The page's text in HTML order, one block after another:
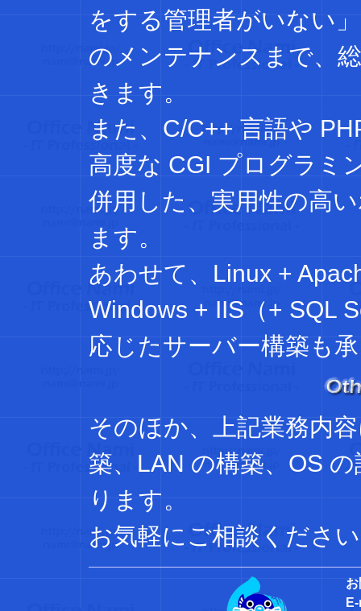
をする管理者がいない
のメンテナンスまで、
きます。
また、C/C++ 言語や
高度な CGI プログラミ
併用した、実用性の高
ます。
あわせて、Linux +
Windows + IIS（+ SQL
応じたサーバー構築も
そのほか、上記業務内
築、LAN の構築、OS
ります。
お気軽にご相談くださ